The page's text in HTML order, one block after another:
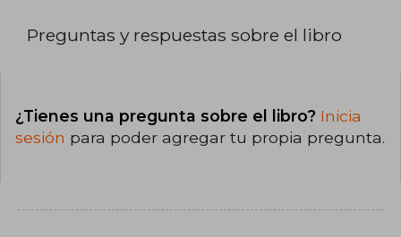
Preguntas y respuestas sobre el libro
¿Tienes una pregunta sobre el libro? Inicia
sesión para poder agregar tu propia pregunta.